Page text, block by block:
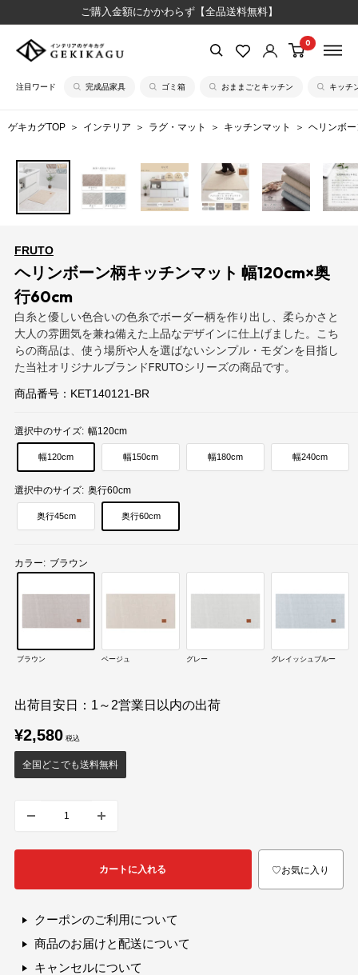
ご購入金額にかかわらず【全品送料無料】
【公
イ
テ
ア
の
ゲ
カ
グ
0
注目ワード 完成品家具 ゴミ箱 おままごとキッチン キッチ
ゲキカグTOP インテリア ラグ・マット キッチンマット ヘリンボ
FRUTO
ヘリンボーン柄キッチンマット 幅120cm×奥
行60cm
白糸と優しい色合いの色糸でボーダー柄を作り出し、柔らかさと
大人の雰囲気を兼ね備えた上品なデザインに仕上げました。こち
らの商品は、使う場所や人を選ばないシンプル・モダンを目指し
た当社オリジナルブランドFRUTOシリーズの商品です。
商品番号： KET140121-BR
選択中のサイズ: 幅120cm
幅120cm 幅150cm 幅180cm 幅240cm
選択中のサイズ: 奥行60cm
奥行45cm 奥行60cm
カラー: ブラウン
ブラウン ベージュ グレー グレイッシュブルー
出荷目安日：1～2営業日以内の出荷
販
売
価
格
¥2,580
全国どこでも送料無料
カートに入れる ♡お気に入り
クーポンのご利用について
商品のお届けと配送について
キャンセルについて